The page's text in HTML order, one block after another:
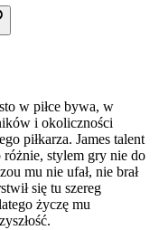
w piłce bywa, w
i okoliczności
piłkarza. James talent
różnie, stylem gry nie do
mu nie ufał, nie brał
się tu szereg
życzę mu